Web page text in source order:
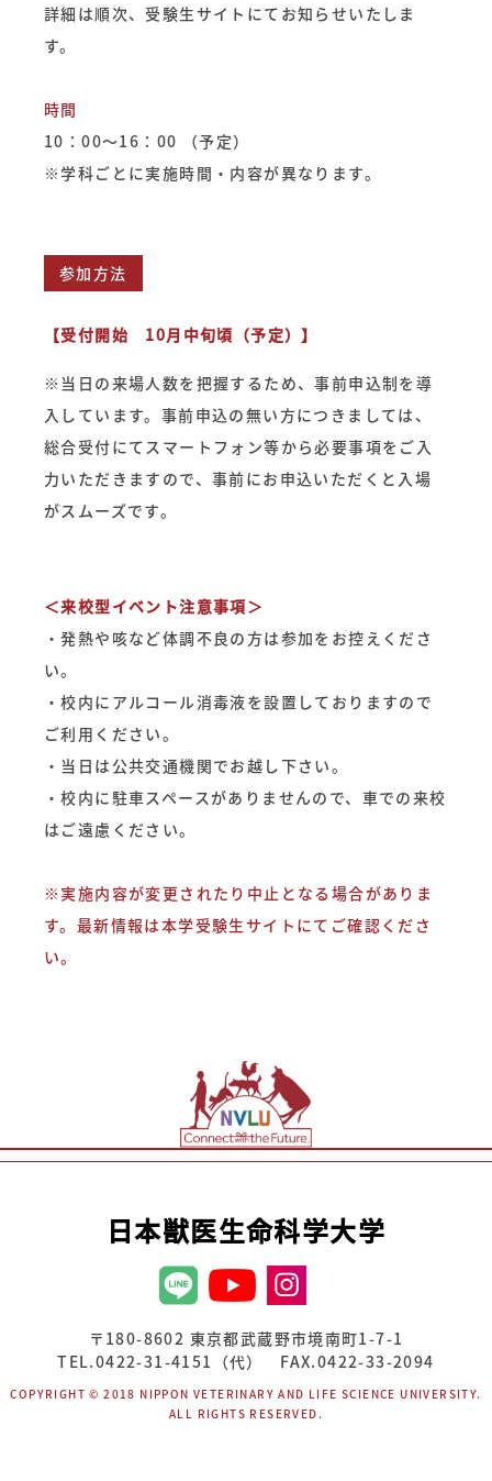
詳細は順次、受験生サイトにてお知らせいたしま
す。
時間
10：00～16：00 （予定）
※学科ごとに実施時間・内容が異なります。
参加方法
【受付開始 10月中旬頃（予定）】
※当日の来場人数を把握するため、事前申込制を導
入しています。事前申込の無い方につきましては、
総合受付にてスマートフォン等から必要事項をご入
力いただきますので、事前にお申込いただくと入場
がスムーズです。
＜来校型イベント注意事項＞
・発熱や咳など体調不良の方は参加をお控えくださ
い。
・校内にアルコール消毒液を設置しておりますので
ご利用ください。
・当日は公共交通機関でお越し下さい。
・校内に駐車スペースがありませんので、車での来校
はご遠慮ください。
※実施内容が変更されたり中止となる場合がありま
す。最新情報は本学受験生サイトにてご確認くださ
い。
日本獣医生命科学大学
〒180-8602 東京都武蔵野市境南町1-7-1
TEL.0422-31-4151（代） FAX.0422-33-2094
COPYRIGHT © 2018 NIPPON VETERINARY AND LIFE SCIENCE UNIVERSITY.
ALL RIGHTS RESERVED.